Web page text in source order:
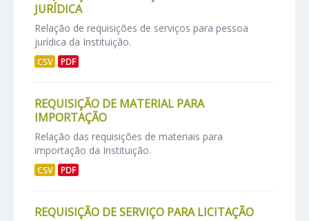
JURÍDICA
Relação de requisições de serviços para pessoa
jurídica da Instituição.
CSV PDF
REQUISIÇÃO DE MATERIAL PARA
IMPORTAÇÃO
Relação das requisições de materiais para
importação da Instituição.
CSV PDF
REQUISIÇÃO DE SERVIÇO PARA LICITAÇÃO